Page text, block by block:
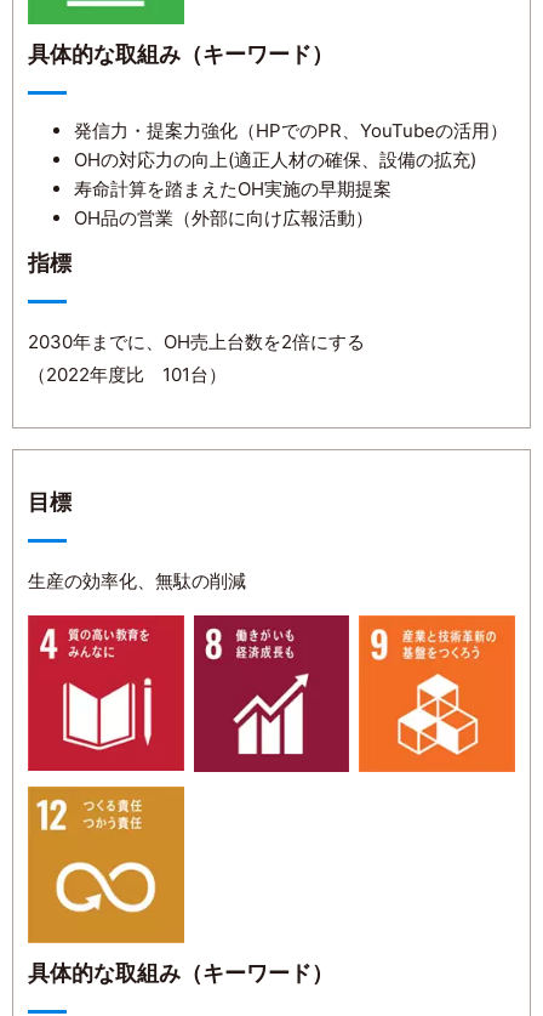
具体的な取組み（キーワード）
発信力・提案力強化（HPでのPR、YouTubeの活用）
OHの対応力の向上(適正人材の確保、設備の拡充)
寿命計算を踏まえたOH実施の早期提案
OH品の営業（外部に向け広報活動）
指標
2030年までに、OH売上台数を2倍にする
（2022年度比 101台）
目標
生産の効率化、無駄の削減
具体的な取組み（キーワード）